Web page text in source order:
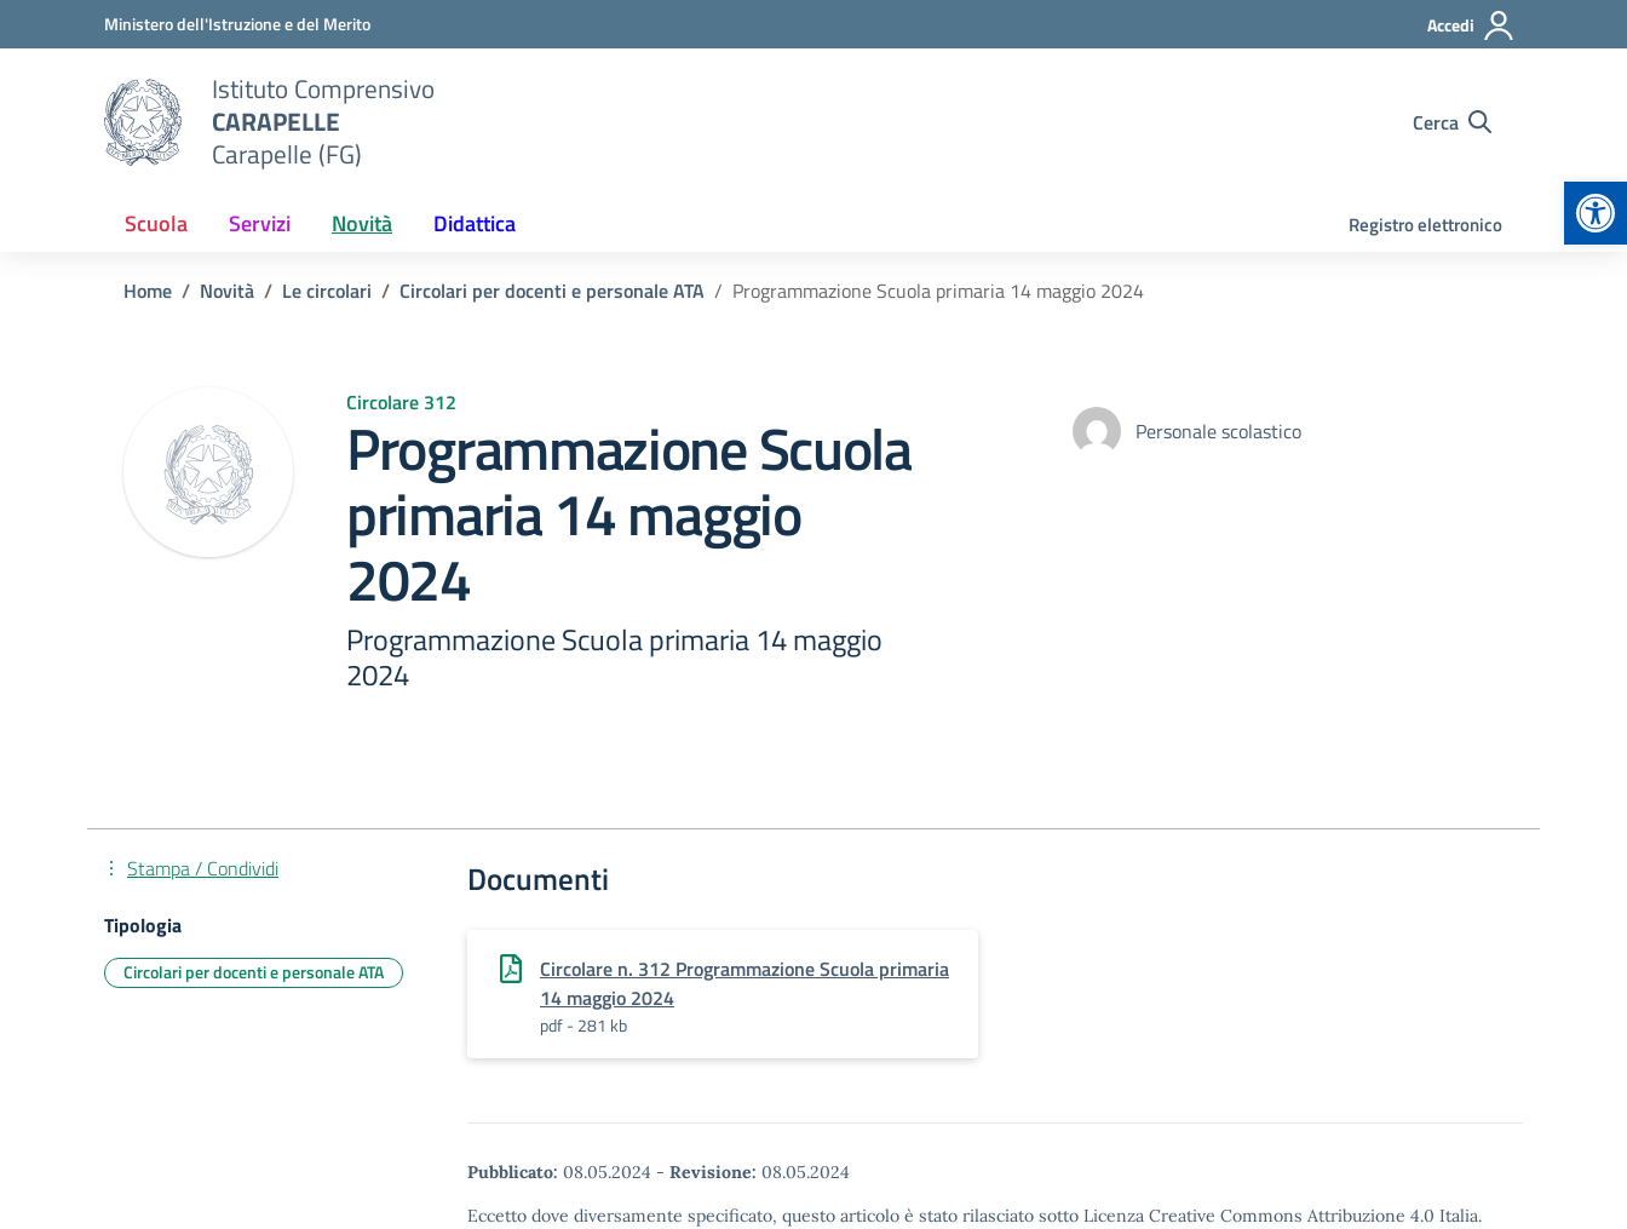
Vai ai contenuti
Vai al menu di navigazioneMinistero dell'Istruzione e del Merito Accedi
Istituto Comprensivo
CARAPELLE
Carapelle (FG)
Cerca
Scuola Servizi Novità Didattica Registro elettronico
Home Novità Le circolari Circolari per docenti e personale ATA Programmazione Scuola primaria 14 maggio 2024
Circolare 312
Programmazione Scuola
primaria 14 maggio
2024
Programmazione Scuola primaria 14 maggio
2024
Personale scolastico
Documenti
Circolare n. 312 Programmazione Scuola primaria
14 maggio 2024
pdf - 281 kb
Pubblicato: 08.05.2024 - Revisione: 08.05.2024
Eccetto dove diversamente specificato, questo articolo è stato rilasciato sotto Licenza Creative Commons Attribuzione 4.0 Italia.
Stampa / Condividi
Tipologia
Circolari per docenti e personale ATA